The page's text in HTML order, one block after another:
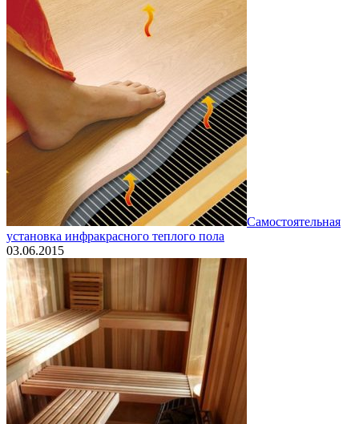
Самостоятельная
установка инфракрасного теплого пола
03.06.2015